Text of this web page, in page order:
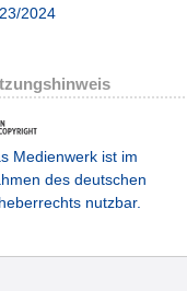
2024
Medienwerk ist im
des deutschen
nutzbar.